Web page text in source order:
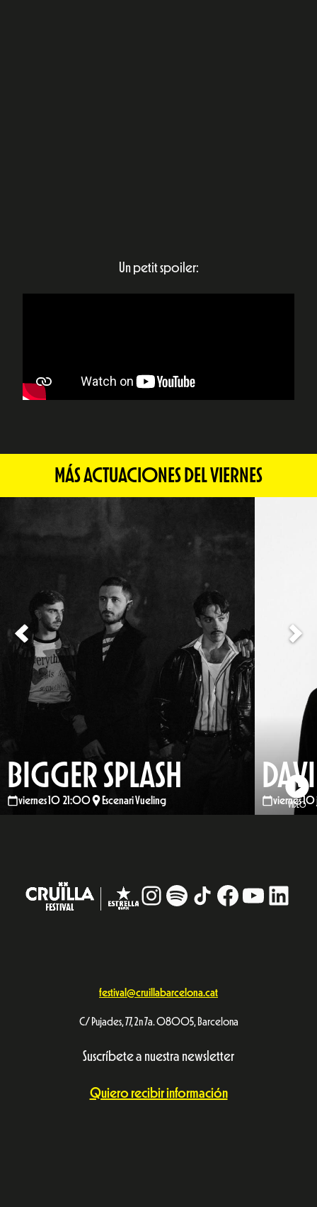
Un petit spoiler:
MÁS ACTUACIONES DEL VIERNES
BIGGER SPLASH
viernes 10 21:00 Escenari Vueling VIDEO
viernes 10
Instagram
# TikTokFacebook
festival@cruillabarcelona.cat
C/ Pujades, 77, 2n 7a. 08005, Barcelona
Suscríbete a nuestra newsletter
Quiero recibir información